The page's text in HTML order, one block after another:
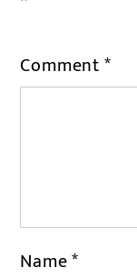
Comment*
Name*